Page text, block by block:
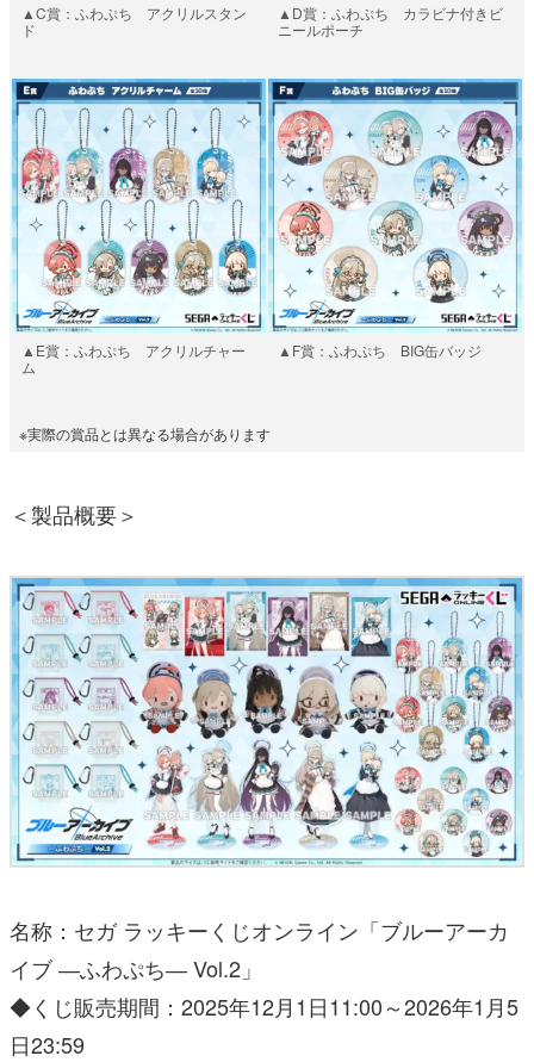
▲C賞：ふわぷち アクリルスタン
ド
▲D賞：ふわぷち カラビナ付きビ
ニールポーチ
▲E賞：ふわぷち アクリルチャー
ム
▲F賞：ふわぷち BIG缶バッジ
※実際の賞品とは異なる場合があります
＜製品概要＞
名称：セガ ラッキーくじオンライン「ブルーアーカ
イブ ―ふわぷち― Vol.2」
◆くじ販売期間：2025年12月1日11:00～2026年1月5
日23:59